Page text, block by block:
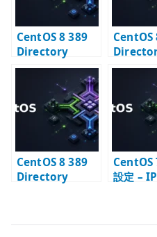
CentOS 8 389
Directory
Server 構築 #2
– 初期データ登録
CentOS
Server
– BIND
とアク
の確認
CentOS 8 389
Directory
CentOS
設定 –